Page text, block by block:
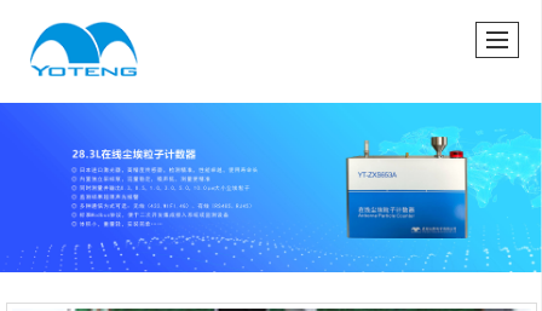
很遗憾，因您的浏览器版本过低导致无法获得最佳浏览体验，推荐下载安装谷歌浏览器！